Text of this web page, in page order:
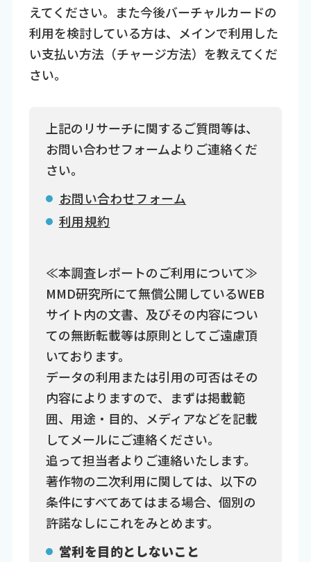
えてください。また今後バーチャルカードの
利用を検討している方は、メインで利用した
い支払い方法（チャージ方法）を教えてくだ
さい。
上記のリサーチに関するご質問等は、
お問い合わせフォームよりご連絡くだ
さい。
お問い合わせフォーム
利用規約
≪本調査レポートのご利用について≫
MMD研究所にて無償公開しているWEB
サイト内の文書、及びその内容につい
ての無断転載等は原則としてご遠慮頂
いております。
データの利用または引用の可否はその
内容によりますので、まずは掲載範
囲、用途・目的、メディアなどを記載
してメールにご連絡ください。
追って担当者よりご連絡いたします。
著作物の二次利用に関しては、以下の
条件にすべてあてはまる場合、個別の
許諾なしにこれをみとめます。
営利を目的としないこと